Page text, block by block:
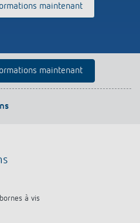
OKTO de Theben
maintenant
maintenant
à vis